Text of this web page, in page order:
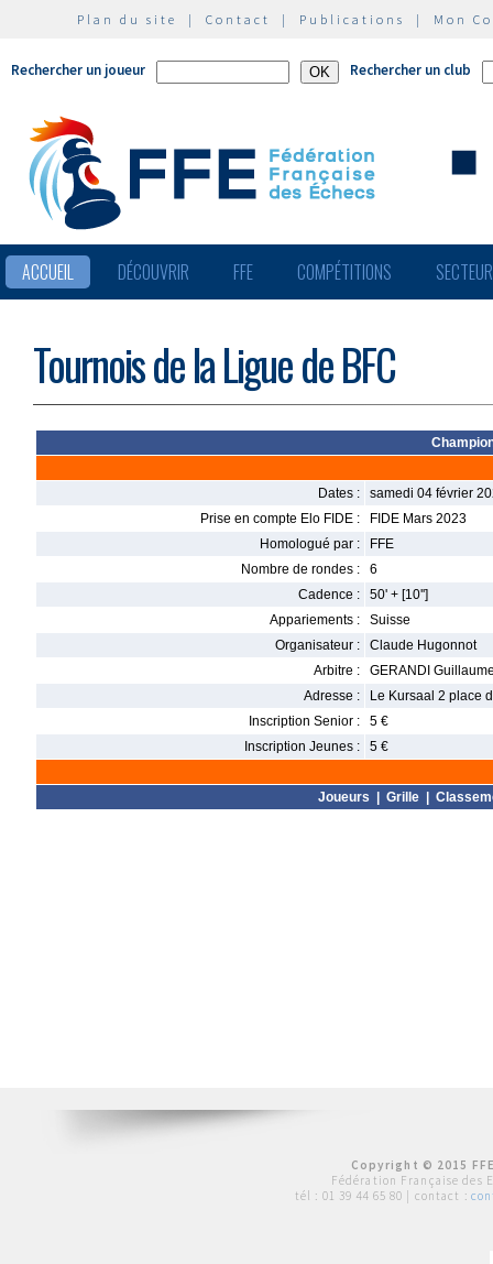
Plan du site | Contact | Publications | Mon
Rechercher un joueur Rechercher un club
ACCUEIL DÉCOUVRIR FFE COMPÉTITIONS
Tournois de la Ligue de BFC
Dates :
samedi 04 février
Prise en compte Elo FIDE :
FIDE Mars 2023
Homologué par :
FFE
Nombre de rondes :
6
Cadence :
50' + [10'']
Appariements :
Suisse
Organisateur :
Claude Hugonnot
Arbitre :
GERANDI
Adresse :
Le Kursaal 2 place
Inscription Senior :
5 €
Inscription Jeunes :
5 €
Joueurs Grille
Copyright © 2015
Fédération Française des
tél : 01 39 44 65 80 | contact :